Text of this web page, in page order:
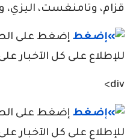
قزام، وتامنغست، اليزي،
إضغط على
للإطلاع على كل الآخبار
div>
إضغط على
للإطلاع على كل الآخبار